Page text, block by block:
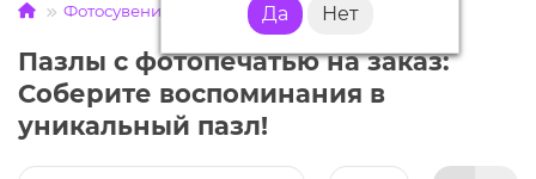
Фотосувениры Пазлы
Пазлы с фотопечатью на заказ:
Соберите воспоминания в
уникальный пазл!